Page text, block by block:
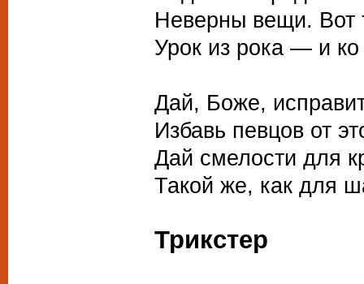
Неверны вещи. Вот
Урок из рока — и
Дай, Боже,
Избавь певцов от
Дай смелости для
Такой же, как для
Трикстер